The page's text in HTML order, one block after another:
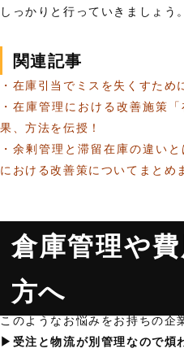
しっかりと行っていきましょう。
関連記事
・在庫引当でミスを失くすため
・在庫管理における改善施策
果、方法を伝授！
・余剰管理と滞留在庫の違い
における改善策についてまとめ
倉庫管理や
方へ
このようなお悩みをお持ちの企
▶︎受注と物流が別管理なので煩